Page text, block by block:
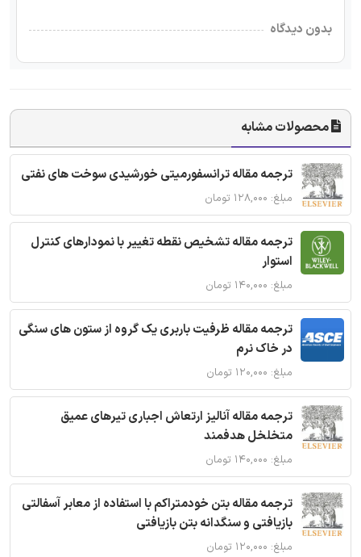
بدون دیدگاه
محصولات مشابه
ترجمه مقاله ترانسفورمیتی خورشیدی سوخت های نفتی
مبلغ: ۱۲۸,۰۰۰ تومان
ترجمه مقاله تشخیص نقطه تغییر با نمودارهای کنترل
استوار
مبلغ: ۱۴۰,۰۰۰ تومان
ترجمه مقاله ظرفیت باربری یک گروه از ستون های سنگی
در خاک نرم
مبلغ: ۱۲۰,۰۰۰ تومان
ترجمه مقاله آنالیز ارتعاش اجباری تیرهای عمیق
متخلخل هدفمند
مبلغ: ۱۴۰,۰۰۰ تومان
ترجمه مقاله بتن خودمتراکم با استفاده از معابر آسفالتی
بازیافتی و سنگدانه بتن بازیافتی
مبلغ: ۱۲۰,۰۰۰ تومان